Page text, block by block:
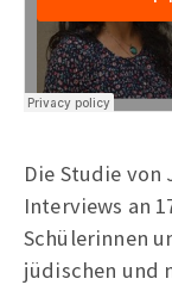
Die Studie von
Interviews an
Schülerinnen
jüdischen und